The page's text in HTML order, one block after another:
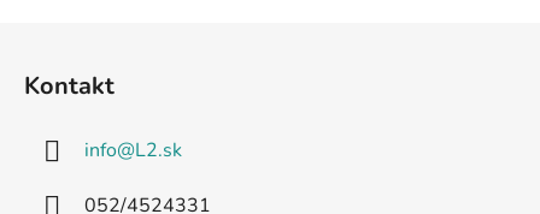
Kontakt
info@L2.sk
052/4524331